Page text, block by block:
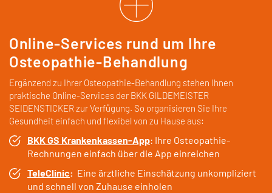
Online-Services rund um Ihre
Osteopathie-Behandlung
Ergänzend zu Ihrer Osteopathie-Behandlung stehen Ihnen
praktische Online-Services der BKK GILDEMEISTER
SEIDENSTICKER zur Verfügung. So organisieren Sie Ihre
Gesundheit einfach und flexibel von zu Hause aus:
BKK GS Krankenkassen-App: Ihre Osteopathie-
Rechnungen einfach über die App einreichen
TeleClinic: Eine ärztliche Einschätzung unkompliziert
und schnell von Zuhause einholen